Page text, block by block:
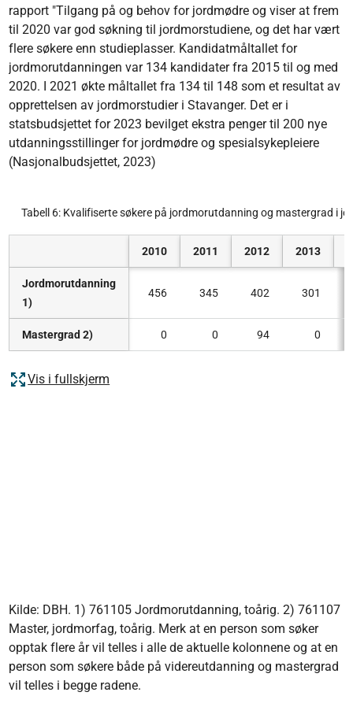
rapport "Tilgang på og behov for jordmødre og viser at frem
til 2020 var god søkning til jordmorstudiene, og det har vært
flere søkere enn studieplasser. Kandidatmåltallet for
jordmorutdanningen var 134 kandidater fra 2015 til og med
2020. I 2021 økte måltallet fra 134 til 148 som et resultat av
opprettelsen av jordmorstudier i Stavanger. Det er i
statsbudsjettet for 2023 bevilget ekstra penger til 200 nye
utdanningsstillinger for jordmødre og spesialsykepleiere
(Nasjonalbudsjettet, 2023)
Tabell 6: Kvalifiserte søkere på jordmorutdanning og mastergrad i
2010 2011 2012 2013
Jordmorutdanning
1)
456 345 402 301
Mastergrad 2) 0 0 94 0
Vis i fullskjerm
Kilde: DBH. 1) 761105 Jordmorutdanning, toårig. 2) 761107
Master, jordmorfag, toårig. Merk at en person som søker
opptak flere år vil telles i alle de aktuelle kolonnene og at en
person som søkere både på videreutdanning og mastergrad
vil telles i begge radene.